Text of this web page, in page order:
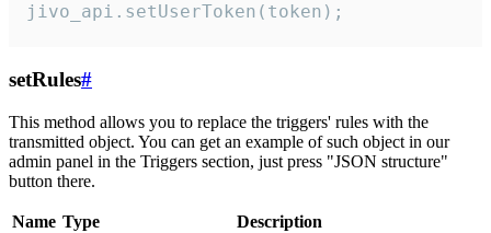
jivo_api.setUserToken(token);
setRules#
This method allows you to replace the triggers' rules with the
transmitted object. You can get an example of such object in our
admin panel in the Triggers section, just press "JSON structure"
button there.
Name Type
Description